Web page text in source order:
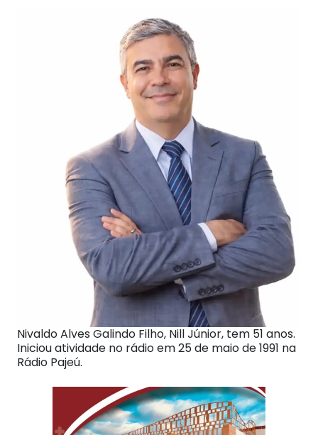
Nivaldo Alves Galindo Filho, Nill Júnior, tem 51 anos.
Iniciou atividade no rádio em 25 de maio de 1991 na
Rádio Pajeú.